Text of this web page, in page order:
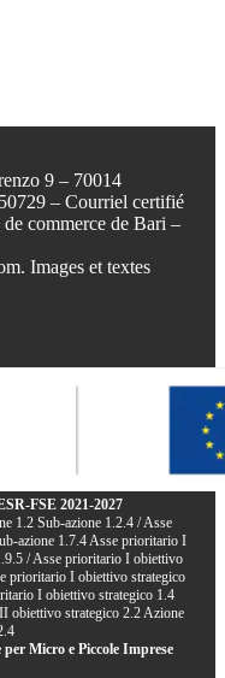
9 – 70014
– Courriel certifié
commerce de Bari –
Images et textes
FSE 2021-2027
1.2 Sub-azione 1.2.4 / Asse
azione 1.7.4 Asse prioritario I
/ Asse prioritario I obiettivo
prioritario I obiettivo strategico
I obiettivo strategico 1.4
obiettivo strategico 2.2 Azione
Micro e Piccole Imprese